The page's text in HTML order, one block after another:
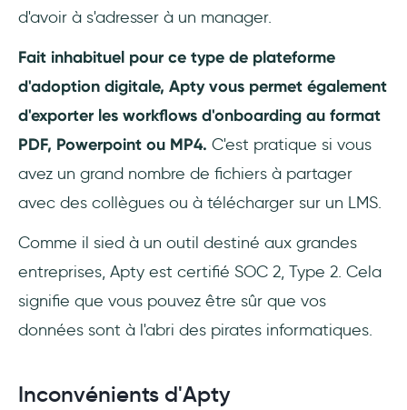
d'avoir à s'adresser à un manager.
Fait inhabituel pour ce type de plateforme
d'adoption digitale, Apty vous permet également
d'exporter les workflows d'onboarding au format
PDF, Powerpoint ou MP4. C'est pratique si vous
avez un grand nombre de fichiers à partager
avec des collègues ou à télécharger sur un LMS.
Comme il sied à un outil destiné aux grandes
entreprises, Apty est certifié SOC 2, Type 2. Cela
signifie que vous pouvez être sûr que vos
données sont à l'abri des pirates informatiques.
Inconvénients d'Apty